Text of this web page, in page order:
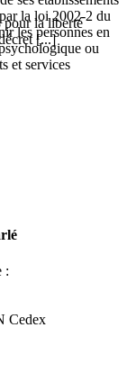
pour la liberté
[...]
la loi 2002-2 du
les personnes en
ou
et services
:
Cedex